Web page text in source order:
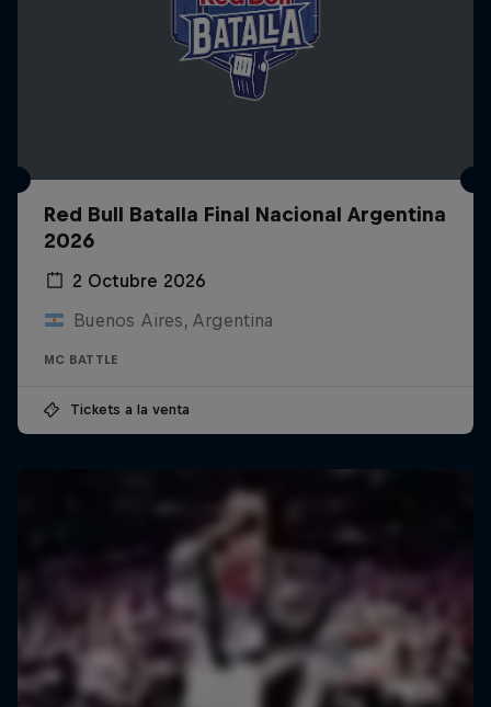
Red Bull Batalla Final Nacional Argentina
2026
2 Octubre 2026
Buenos Aires, Argentina
MC BATTLE
Tickets a la venta